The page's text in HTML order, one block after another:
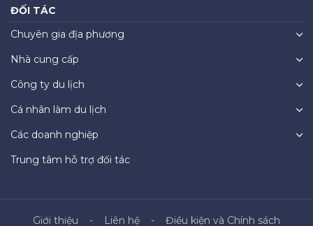
ĐỐI TÁC
Chuyên gia địa phương
Nhà cung cấp
Công ty du lịch
Cá nhân làm du lịch
Các doanh nghiệp
Trung tâm hỗ trợ đối tác
Giới thiệu Liên hệ Điều kiện và Chính sách